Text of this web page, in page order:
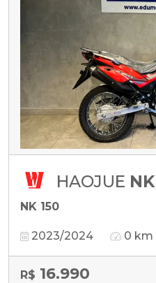
HAOJUE NK
NK 150
2023/2024 0 km
R$ 16.990